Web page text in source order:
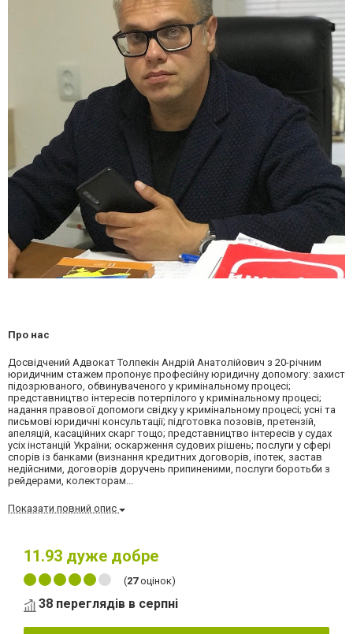
Про нас
Досвідчений Адвокат Толпекін Андрій Анатолійович з 20-річним
юридичним стажем пропонує професійну юридичну допомогу: захист
підозрюваного, обвинуваченого у кримінальному процесі;
представництво інтересів потерпілого у кримінальному процесі;
надання правової допомоги свідку у кримінальному процесі; усні та
письмові юридичні консультації; підготовка позовів, претензій,
апеляцій, касаційних скарг тощо; представництво інтересів у судах
усіх інстанцій України; оскарження судових рішень; послуги у сфері
спорів із банками (визнання кредитних договорів, іпотек, застав
недійсними, договорів доручень припиненими, послуги боротьби з
рейдерами, колекторам...
Показати повний опис
11.93 дуже добре
(27оцінок)
38 переглядів в серпні